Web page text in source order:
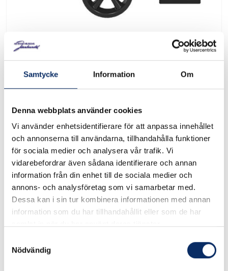
Samtycke Information Om
Denna webbplats använder cookies
Vi använder enhetsidentifierare för att anpassa innehållet
och annonserna till användarna, tillhandahålla funktioner
för sociala medier och analysera vår trafik. Vi
vidarebefordrar även sådana identifierare och annan
information från din enhet till de sociala medier och
annons- och analysföretag som vi samarbetar med.
Dessa kan i sin tur kombinera informationen med annan
information som du har tillhandahållit eller som de har
Nödvändig
BroilKing Hjulsats
BroilKing Hjulsats för Crown cartmodeller. Kan kompletteras
till grillar för att få 4 hjul Hjulsatsen innehåller 2 hjul, 2 bult, 2
I lager
Antal
249kr
Lägg i varukorg